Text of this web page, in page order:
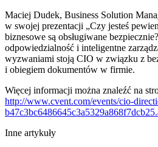
Maciej Dudek, Business Solution
w swojej prezentacji „Czy jesteś
biznesowe są obsługiwane
odpowiedzialność i inteligentne
wyzwaniami stoją CIO w związku z
i obiegiem dokumentów w firmie.
Więcej informacji można znaleźć na
http://www.cvent.com/events/cio-
Inne artykuły